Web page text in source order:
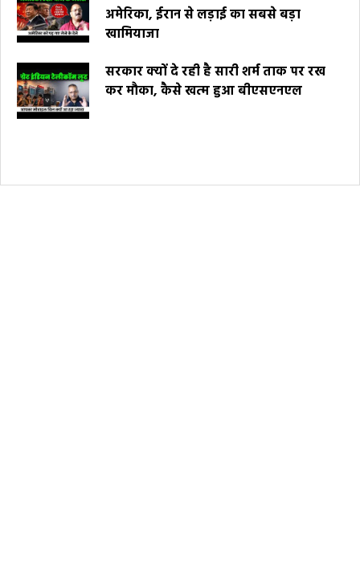
अमेरिका, ईरान से लड़ाई का सबसे बड़ा
खामियाजा
सरकार क्यों दे रही है सारी शर्म ताक पर रख
कर मौका, कैसे खत्म हुआ बीएसएनएल